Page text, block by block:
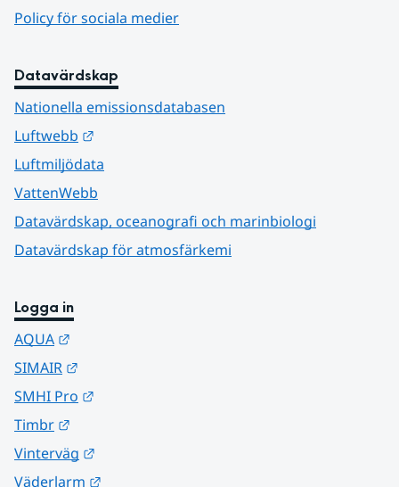
Policy för sociala medier
Datavärdskap
Nationella emissionsdatabasen
Luftwebb
Luftmiljödata
VattenWebb
Datavärdskap, oceanografi och marinbiologi
Datavärdskap för atmosfärkemi
Logga in
AQUA
SIMAIR
SMHI Pro
Timbr
Vinterväg
Väderlarm